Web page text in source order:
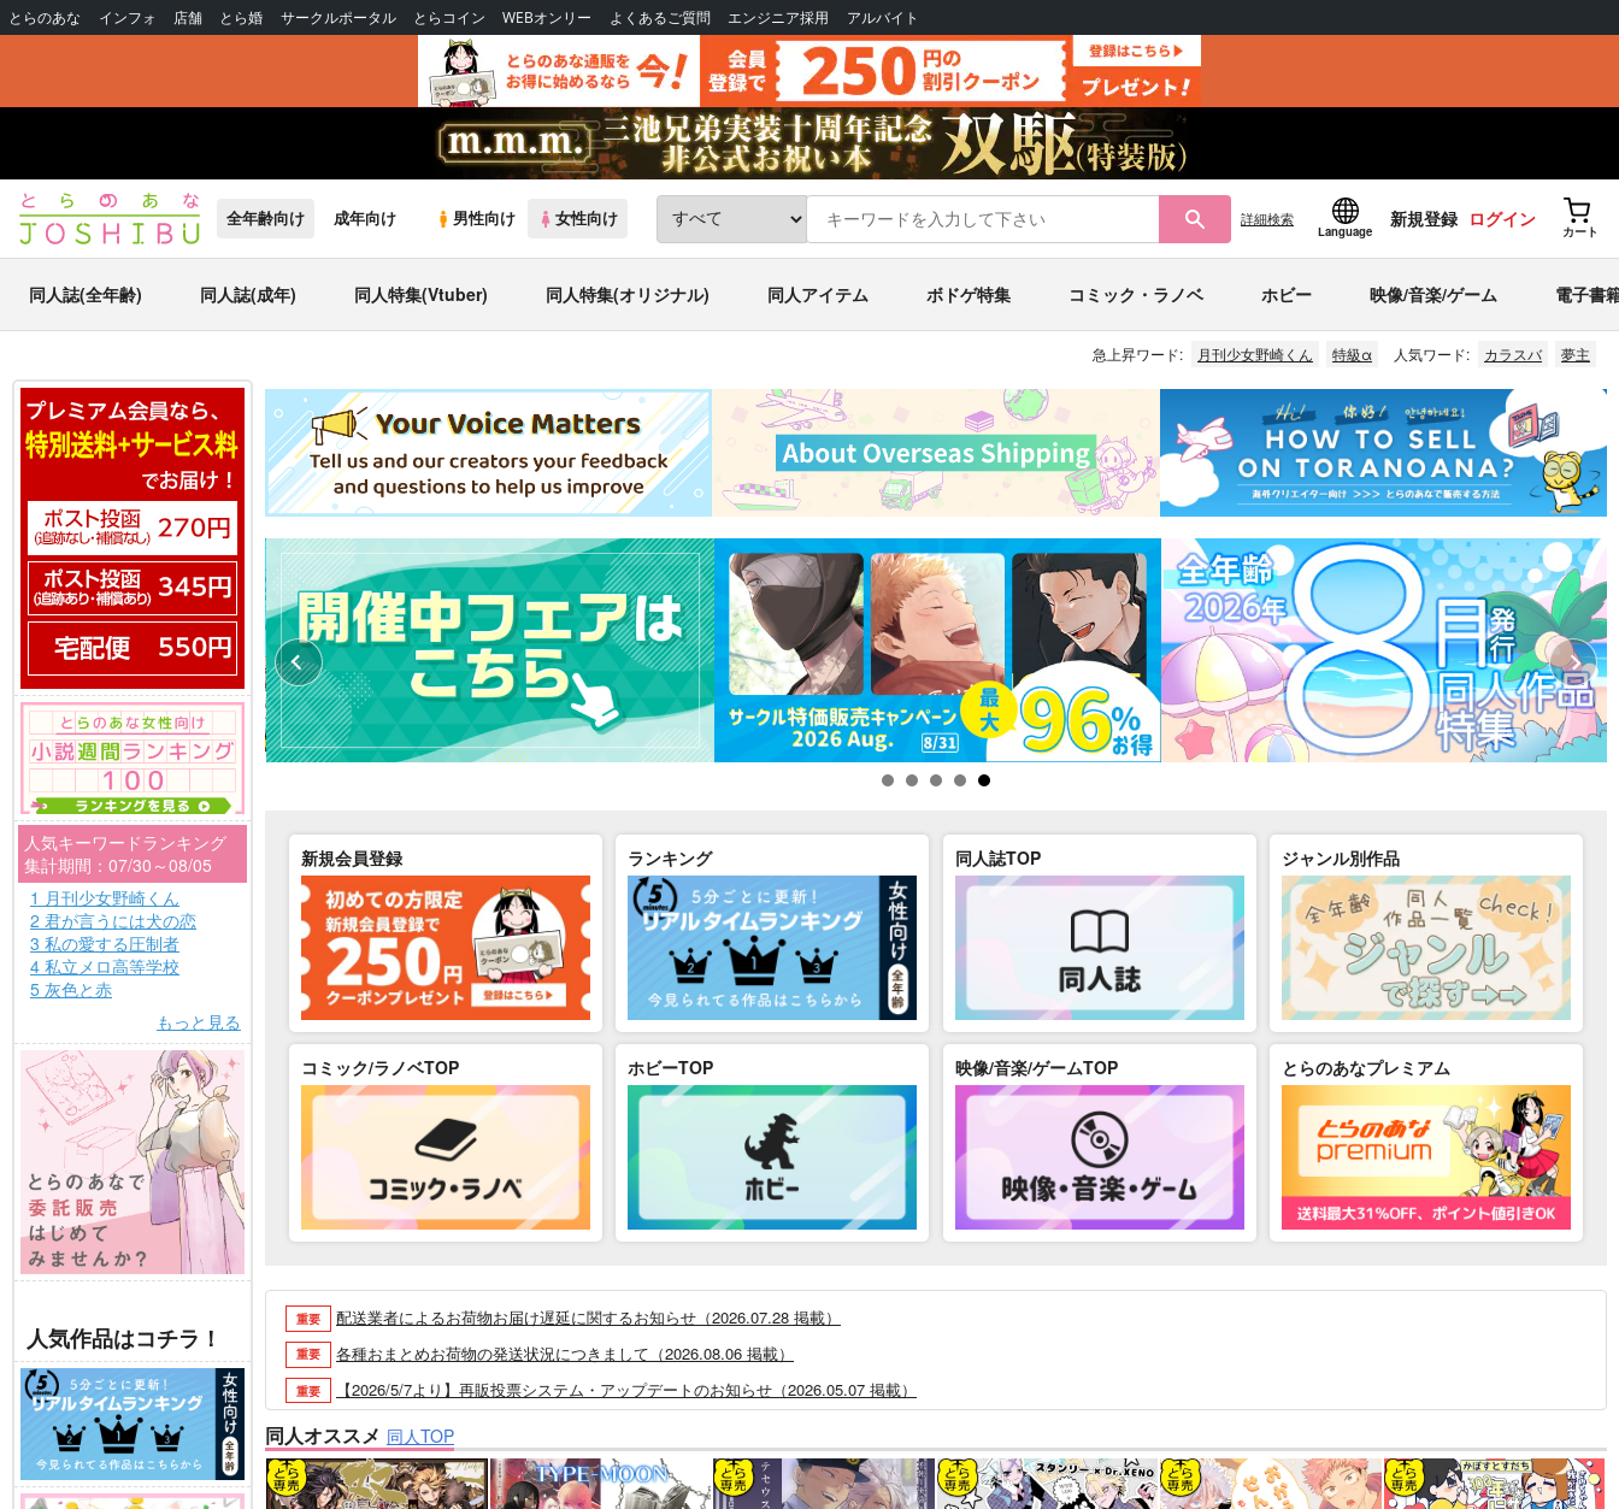
とらのあな インフォ 店舗 とら婚 サークルポータル とらコイン WEBオンリー よくあるご質問 エンジニア採用 アルバイト
全年齢向け 成年向け 男性向け 女性向け 詳細検索
Language
新規登録 ログイン
カート
同人誌(全年齢) 同人誌(成年) 同人特集(Vtuber) 同人特集(オリジナル) 同人アイテム ボドゲ特集 コミック・ラノベ ホビー 映像/音楽/ゲーム 電子書
急上昇ワード: 月刊少女野崎くん 特級α 人気ワード: カラスバ 夢主
人気キーワードランキング
集計期間：07/30～08/05
1 月刊少女野崎くん
2 君が言うには犬の恋
3 私の愛する圧制者
4 私立メロ高等学校
5 灰色と赤
もっと見る
人気作品はコチラ！
新規会員登録 ランキング 同人誌TOP ジャンル別作品
コミック/ラノベTOP ホビーTOP 映像/音楽/ゲームTOP とらのあなプレミアム
重要 配送業者によるお荷物お届け遅延に関するお知らせ（2026.07.28 掲載）
重要 各種おまとめお荷物の発送状況につきまして（2026.08.06 掲載）
重要 【2026/5/7より】再販投票システム・アップデートのお知らせ（2026.05.07 掲載）
重要 【2026/4/1より】とらのあなプレミアム、新支払い方法＆新プラン導入のお知らせ（2026.03.09 掲載）
重要 おまとめサイクル「定期便(月2)」一般会員様の利用再開のお知らせ（2026.02.05 掲載）
重要 「とらのあな×駿河屋日本橋乙女同人誌館」通販店頭受取サービス開始のお知らせ（2026.01.05 更新｜2025.12.30 掲載）
同人オススメ 同人TOP